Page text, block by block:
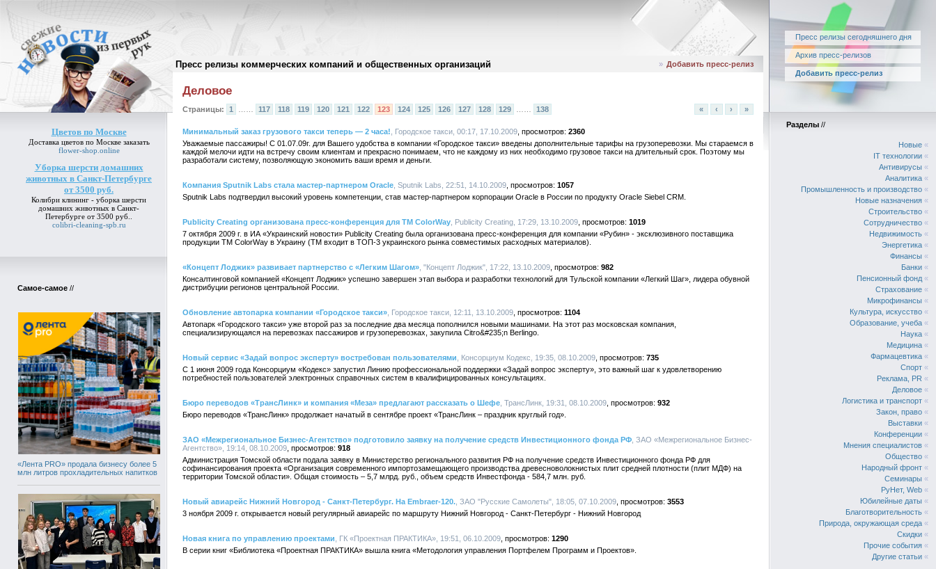
Пресс релизы коммерческих компаний и общественных организаций
Пресс релизы сегодняшнего дня
Архив пресс-релизов
Добавить пресс-релиз
Цветов по Москве
Доставка цветов по Москвезаказать
flower-shop.online
Уборка шерсти домашних
животных в Санкт-Петербурге
от 3500 руб.
Колибри клининг - уборка шерсти
домашних животных в Санкт-
Петербурге от 3500 руб.
colibri-cleaning-spb.ru
Самое-самое //
«Лента PRO» продала бизнесу более 5
млн литров прохладительных напитков
Архив пресс-релизов// » Добавить пресс-релиз
Деловое
Страницы: 1 117 118 119 120 121 122 123 124 125 126 127 128 129 138 « ‹ › »
Минимальный заказ грузового такси теперь — 2 часа! , Городское такси, 00:17, 17.10.2009
2360
Уважаемые пассажиры! С 01.07.09г. для Вашего удобства в компании «Городское такси» введены дополнительные тарифы на грузоперевозки. Мы стараемся в
каждой мелочи идти на встречу своим клиентам и прекрасно понимаем, что не каждому из них необходимо грузовое такси на длительный срок. Поэтому мы
разработали систему, позволяющую экономить ваши время и деньги.
Компания Sputnik Labs стала мастер-партнером Oracle , Sputnik Labs, 22:51, 14.10.2009
1057
Sputnik Labs подтвердил высокий уровень компетенции, став мастер-партнером корпорации Oracle в России по продукту Oracle Siebel CRM.
Publicity Creating организована пресс-конференция для ТМ ColorWay , Publicity Creating, 17:29, 13.10.2009
1019
7 октября 2009 г. в ИА «Украинский новости» Publicity Creating была организована пресс-конференция для компании «Рубин» - эксклюзивного поставщика
продукции ТМ ColorWay в Украину (ТМ входит в ТОП-3 украинского рынка совместимых расходных материалов).
«Концепт Лоджик» развивает партнерство с «Легким Шагом» , "Концепт Лоджик", 17:22, 13.10.2009
982
Консалтинговой компанией «Концепт Лоджик» успешно завершен этап выбора и разработки технологий для Тульской компании «Легкий Шаг», лидера обувной
дистрибуции регионов центральной России.
Обновление автопарка компании «Городское такси» , Городское такси, 12:11, 13.10.2009
1104
Автопарк «Городского такси» уже второй раз за последние два месяца пополнился новыми машинами. На этот раз московская компания,
специализирующаяся на перевозках пассажиров и грузоперевозках, закупила Citro&#235;n Berlingo.
Новый сервис «Задай вопрос эксперту» востребован пользователями , Консорциум Кодекс, 19:35, 08.10.2009
735
C 1 июня 2009 года Консорциум «Кодекс» запустил Линию профессиональной поддержки «Задай вопрос эксперту», это важный шаг к удовлетворению
потребностей пользователей электронных справочных систем в квалифицированных консультациях.
Бюро переводов «ТрансЛинк» и компания «Меза» предлагают рассказать о Шефе , ТрансЛинк, 19:31, 08.10.2009
932
Бюро переводов «ТрансЛинк» продолжает начатый в сентябре проект «ТрансЛинк – праздник круглый год».
ЗАО «Межрегиональное Бизнес-Агентство» подготовило заявку на получение средств Инвестиционного фонда РФ , ЗАО «Межрегиональное Бизнес-
Агентство», 19:14, 08.10.2009
918
Администрация Томской области подала заявку в Министерство регионального развития РФ на получение средств Инвестиционного фонда РФ для
софинансирования проекта «Организация современного импортозамещающего производства древесноволокнистых плит средней плотности (плит МДФ) на
территории Томской области». Общая стоимость – 5,7 млрд. руб., объем средств Инвестфонда - 584,7 млн. руб.
Новый авиарейс Нижний Новгород - Санкт-Петербург. На Embraer-120. , ЗАО "Русские Самолеты", 18:05, 07.10.2009
3553
3 ноября 2009 г. открывается новый регулярный авиарейс по маршруту Нижний Новгород - Санкт-Петербург - Нижний Новгород
Новая книга по управлению проектами , ГК «Проектная ПРАКТИКА», 19:51, 06.10.2009
1290
В серии книг «Библиотека «Проектная ПРАКТИКА» вышла книга «Методология управления Портфелем Программ и Проектов».
Разделы //
Новые «
IT технологии «
Антивирусы «
Аналитика «
Промышленность и производство «
Новые назначения «
Строительство «
Сотрудничество «
Недвижимость «
Энергетика «
Финансы «
Банки «
Пенсионный фонд «
Страхование «
Микрофинансы «
Культура, искусство «
Образование, учеба «
Наука «
Медицина «
Фармацевтика «
Спорт «
Реклама, PR «
Деловое «
Логистика и транспорт «
Закон, право «
Выставки «
Конференции «
Мнения специалистов «
Общество «
Народный фронт «
Семинары «
РуНет, Web «
Юбилейные даты «
Благотворительность «
Природа, окружающая среда «
Скидки «
Прочие события «
Другие статьи «